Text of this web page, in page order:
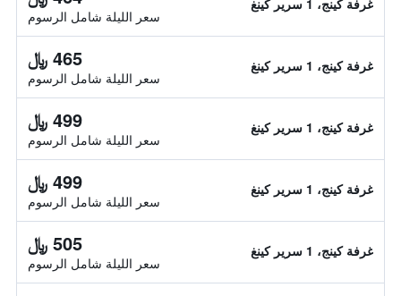
غرفة كينج، 1 سرير كينغ
سعر الليلة شامل الرسوم
غرفة كينج، 1 سرير كينغ 465 ﷼
سعر الليلة شامل الرسوم
غرفة كينج، 1 سرير كينغ 499 ﷼
سعر الليلة شامل الرسوم
غرفة كينج، 1 سرير كينغ 499 ﷼
سعر الليلة شامل الرسوم
غرفة كينج، 1 سرير كينغ 505 ﷼
سعر الليلة شامل الرسوم